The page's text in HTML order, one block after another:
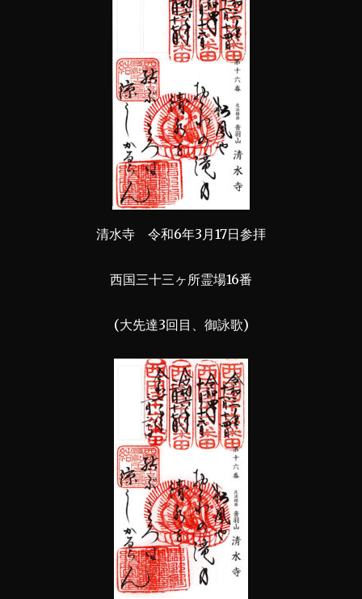
清水寺 令和6年3月17日参拝
西国三十三ヶ所霊場16番
(大先達3回目、御詠歌)